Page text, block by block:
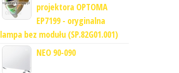
projektora OPTOMA
EP7199 - oryginalna
lampa bez modułu (SP.82G01.001)
NEO 90-090